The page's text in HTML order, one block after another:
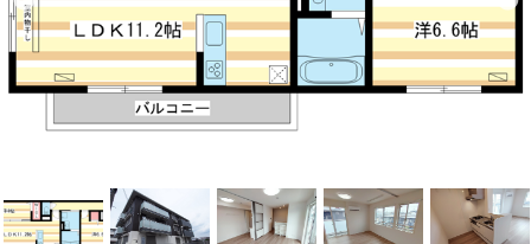
路線·駅から探す
地域から探す
AcePlanner公式ライン